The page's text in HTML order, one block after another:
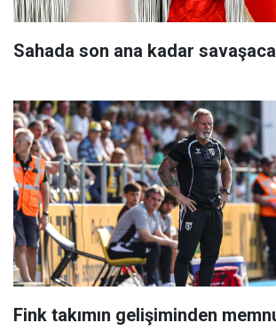
Sahada son ana kadar
Fink takımın gelişiminden